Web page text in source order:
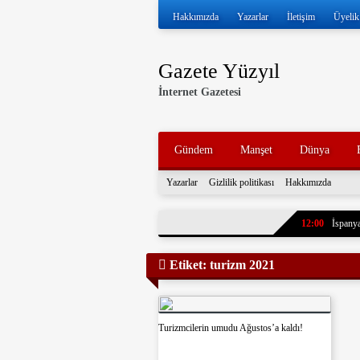
Hakkımızda Yazarlar İletişim Üyelik
Gazete Yüzyıl
İnternet Gazetesi
Gündem Manşet Dünya
Yazarlar Gizlilik politikası Hakkımızda
12:00
11:43
7 yıl
paylaştı.
Etiket: turizm 2021
Turizmcilerin umudu Ağustos’a kaldı!